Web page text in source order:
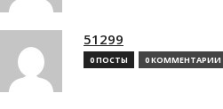
51299
0 ПОСТЫ 0 КОММЕНТАРИИ